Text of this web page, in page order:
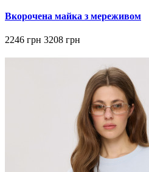
Вкорочена майка з мереживом
2246 грн 3208 грн